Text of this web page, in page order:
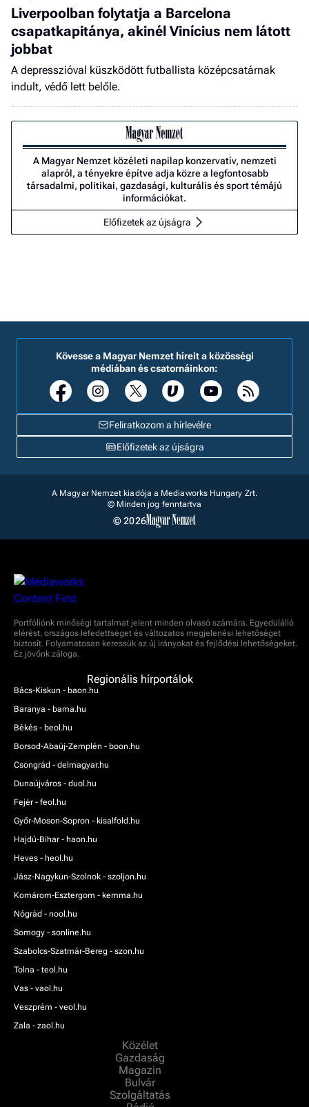
Liverpoolban folytatja a Barcelona
csapatkapitánya, akinél Vinícius nem látott
jobbat
A depresszióval küszködött futballista középcsatárnak
indult, védő lett belőle.
A Magyar Nemzet közéleti napilap konzervatív, nemzeti
alapról, a tényekre építve adja közre a legfontosabb
társadalmi, politikai, gazdasági, kulturális és sport témájú
információkat.
Előfizetek az újságra
Feliratkozom a hírlevélre
Kövesse a Magyar Nemzet híreit a közösségi
médiában és csatornáinkon:
Előfizetek az újságra
A Magyar Nemzet kiadója a Mediaworks Hungary Zrt.
© Minden jog fenntartva
© 2026
Portfóliónk minőségi tartalmat jelent minden olvasó számára. Egyedülálló
elérést, országos lefedettséget és változatos megjelenési lehetőséget
biztosít. Folyamatosan keressük az új irányokat és fejlődési lehetőségeket.
Ez jövőnk záloga.
Regionális hírportálok
Bács-Kiskun - baon.hu
Baranya - bama.hu
Békés - beol.hu
Borsod-Abaúj-Zemplén - boon.hu
Csongrád - delmagyar.hu
Dunaújváros - duol.hu
Fejér - feol.hu
Győr-Moson-Sopron - kisalfold.hu
Hajdú-Bihar - haon.hu
Heves - heol.hu
Jász-Nagykun-Szolnok - szoljon.hu
Komárom-Esztergom - kemma.hu
Nógrád - nool.hu
Somogy - sonline.hu
Szabolcs-Szatmár-Bereg - szon.hu
Tolna - teol.hu
Vas - vaol.hu
Veszprém - veol.hu
Zala - zaol.hu
Közélet
Gazdaság
Magazin
Bulvár
Szolgáltatás